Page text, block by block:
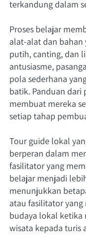
terkandung dalam
Proses belajar
alat-alat dan bahan
putih, canting, dan
antusiasme,
pola sederhana
batik. Panduan dari
membuat mereka
setiap tahap
Tour guide lokal
berperan dalam
fasilitator yang
belajar menjadi
menunjukkan
atau fasilitator
budaya lokal ketika
wisata kepada turis